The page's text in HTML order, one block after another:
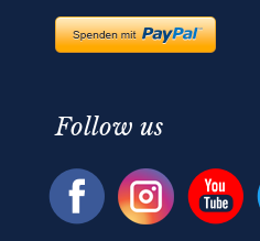
Follow us